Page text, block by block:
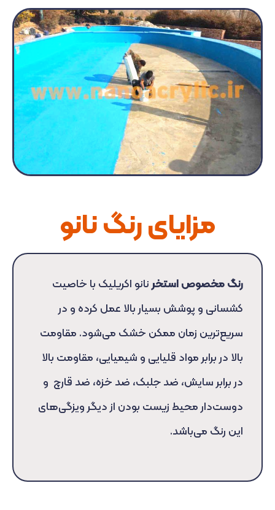
مزایای رنگ نانو
رنگ مخصوص استخرنانو اکریلیک با خاصیت
کشسانی و پوشش بسیار بالا عمل کرده و در
سریع‌ترین زمان ممکن خشک می‌شود. مقاومت
بالا در برابر مواد قلیایی و شیمیایی، مقاومت بالا
در برابر سایش، ضد جلبک، ضد خزه، ضد قارچ و
دوست‌دار محیط زیست بودن از دیگر ویزگی‌های
این رنگ می‌باشد.